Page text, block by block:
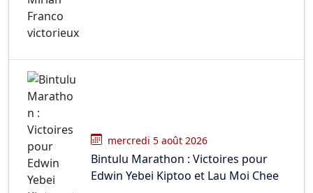
mercredi 5 août 2026
Bintulu Marathon : Victoires pour
Edwin Yebei Kiptoo et Lau Moi Chee